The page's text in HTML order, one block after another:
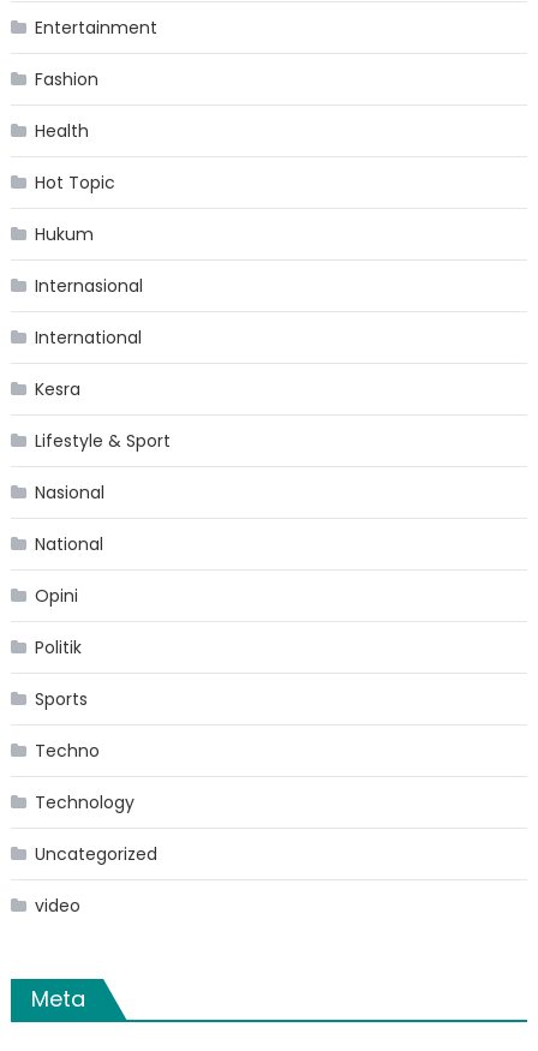
Entertainment
Fashion
Health
Hot Topic
Hukum
Internasional
International
Kesra
Lifestyle & Sport
Nasional
National
Opini
Politik
Sports
Techno
Technology
Uncategorized
video
Meta